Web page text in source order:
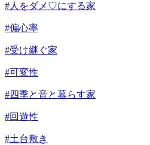
#人をダメ♡にする家
#偏心率
#受け継ぐ家
#可変性
#四季と音と暮らす家
#回遊性
#土台敷き